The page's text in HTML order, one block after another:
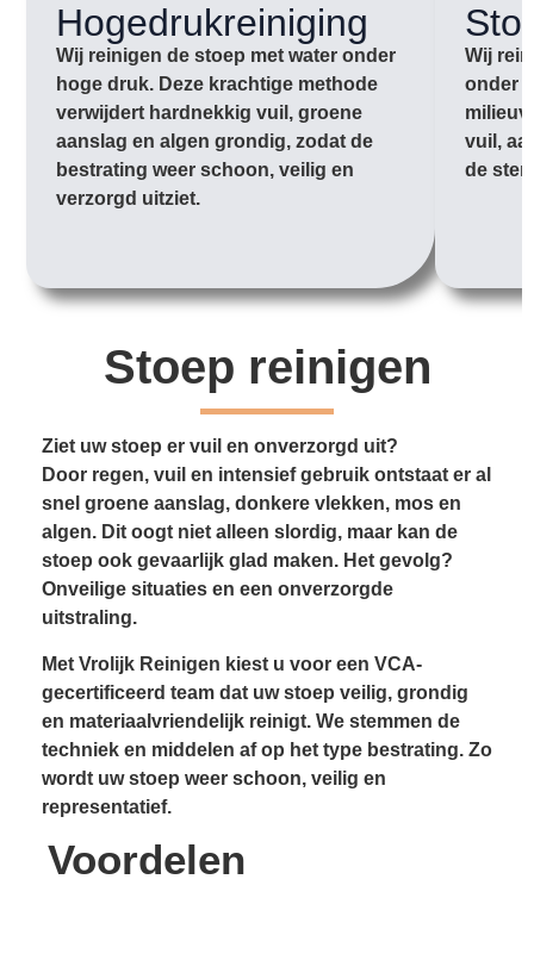
Hogedrukreiniging
Wij reinigen de stoep met water onder
hoge druk. Deze krachtige methode
verwijdert hardnekkig vuil, groene
aanslag en algen grondig, zodat de
bestrating weer schoon, veilig en
verzorgd uitziet.
Wij
onder
vuil,
de
Stoep reinigen
Ziet uw stoep er vuil en onverzorgd uit?
Door regen, vuil en intensief gebruik ontstaat er al
snel groene aanslag, donkere vlekken, mos en
algen. Dit oogt niet alleen slordig, maar kan de
stoep ook gevaarlijk glad maken. Het gevolg?
Onveilige situaties en een onverzorgde
uitstraling.
Met Vrolijk Reinigen kiest u voor een VCA-
gecertificeerd team dat uw stoep veilig, grondig
en materiaalvriendelijk reinigt. We stemmen de
techniek en middelen af op het type bestrating. Zo
wordt uw stoep weer schoon, veilig en
representatief.
Voordelen